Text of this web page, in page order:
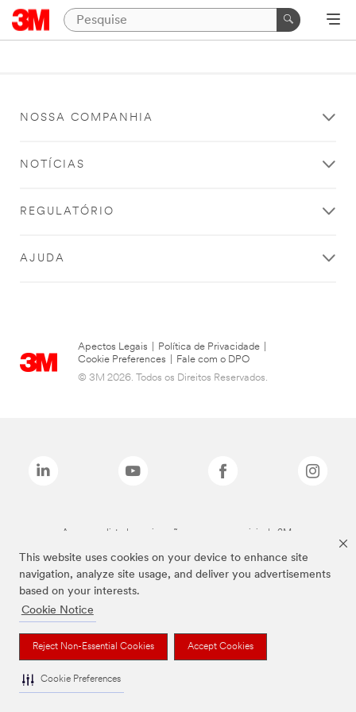
This website uses cookies on your device to enhance site
navigation, analyze site usage, and deliver you advertisements
based on your interests.
Cookie Notice
Reject Non-Essential Cookies Accept Cookies
Cookie Preferences
NOSSA COMPANHIA
NOTÍCIAS
REGULATÓRIO
AJUDA
Apectos Legais Política de Privacidade
Cookie Preferences
Fale com o DPO
© 3M 2026. Todos os Direitos Reservados.
As marcas listadas a cima são marcas comerciais da 3M.